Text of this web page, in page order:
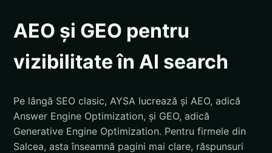
AEO și GEO pentru
vizibilitate în AI search
Pe lângă SEO clasic, AYSA lucrează și AEO, adică
Answer Engine Optimization, și GEO, adică
Generative Engine Optimization. Pentru firmele din
Salcea, asta înseamnă pagini mai clare, răspunsuri